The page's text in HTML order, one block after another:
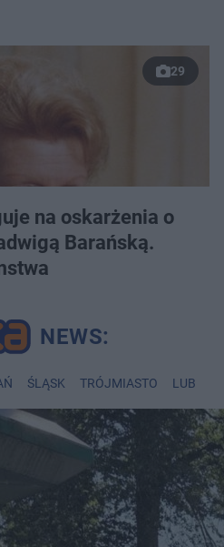
29
na oskarżenia o
Barańską.
ŚLĄSK TRÓJMIASTO LUBLIN